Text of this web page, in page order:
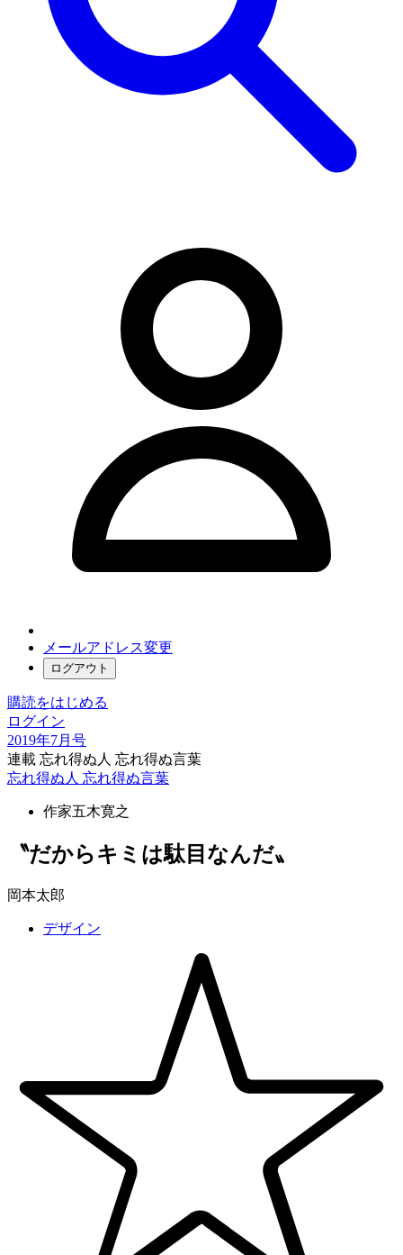
メールアドレス変更
ログアウト
購読をはじめる
ログイン
2019年7月号
連載 忘れ得ぬ人 忘れ得ぬ言葉
忘れ得ぬ人 忘れ得ぬ言葉
作家五木寛之
〝だからキミは駄目なんだ〟
岡本太郎
デザイン